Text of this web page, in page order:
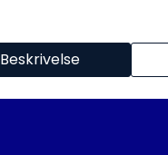
Beskrivelse